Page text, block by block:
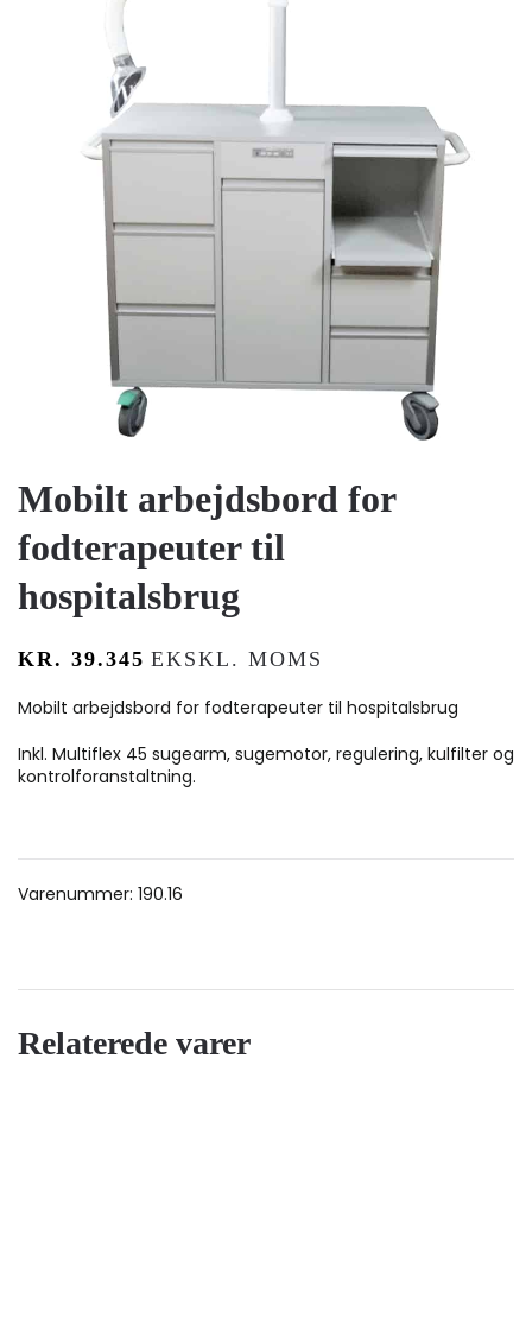
Mobilt arbejdsbord for
fodterapeuter til
hospitalsbrug
KR. 39.345 EKSKL. MOMS
Mobilt arbejdsbord for fodterapeuter til hospitalsbrug
Inkl. Multiflex 45 sugearm, sugemotor, regulering, kulfilter og
kontrolforanstaltning.
Varenummer: 190.16
Relaterede varer